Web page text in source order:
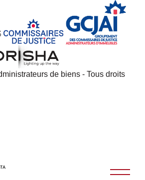
de biens - Tous droits